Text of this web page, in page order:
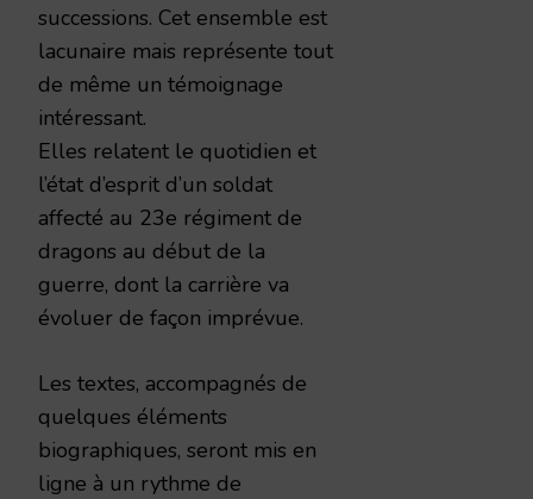
successions. Cet ensemble est
lacunaire mais représente tout
de même un témoignage
intéressant.
Elles relatent le quotidien et
l’état d’esprit d’un soldat
affecté au 23e régiment de
dragons au début de la
guerre, dont la carrière va
évoluer de façon imprévue.
Les textes, accompagnés de
quelques éléments
biographiques, seront mis en
ligne à un rythme de